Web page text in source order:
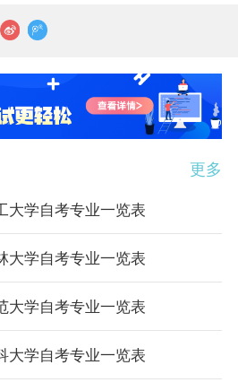
更多
大学自考专业一览表
大学自考专业一览表
大学自考专业一览表
大学自考专业一览表